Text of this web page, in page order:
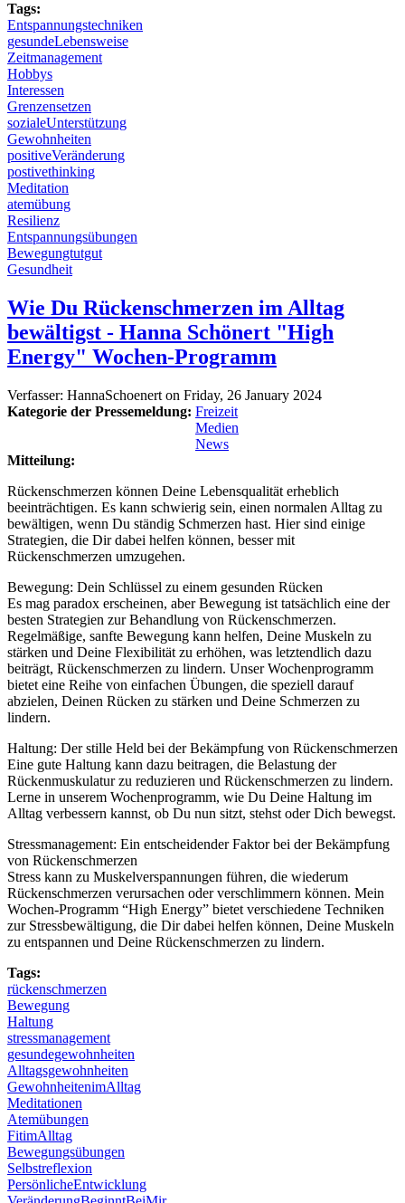
Tags:
Entspannungstechniken
gesundeLebensweise
Zeitmanagement
Hobbys
Interessen
Grenzensetzen
sozialeUnterstützung
Gewohnheiten
positiveVeränderung
postivethinking
Meditation
atemübung
Resilienz
Entspannungsübungen
Bewegungtutgut
Gesundheit
Wie Du Rückenschmerzen im Alltag
bewältigst - Hanna Schönert "High
Energy" Wochen-Programm
Verfasser: HannaSchoenert on Friday, 26 January 2024
Kategorie der Pressemeldung: Freizeit
Medien
News
Mitteilung:
Rückenschmerzen können Deine Lebensqualität erheblich
beeinträchtigen. Es kann schwierig sein, einen normalen Alltag zu
bewältigen, wenn Du ständig Schmerzen hast. Hier sind einige
Strategien, die Dir dabei helfen können, besser mit
Rückenschmerzen umzugehen.
Bewegung: Dein Schlüssel zu einem gesunden Rücken
Es mag paradox erscheinen, aber Bewegung ist tatsächlich eine der
besten Strategien zur Behandlung von Rückenschmerzen.
Regelmäßige, sanfte Bewegung kann helfen, Deine Muskeln zu
stärken und Deine Flexibilität zu erhöhen, was letztendlich dazu
beiträgt, Rückenschmerzen zu lindern. Unser Wochenprogramm
bietet eine Reihe von einfachen Übungen, die speziell darauf
abzielen, Deinen Rücken zu stärken und Deine Schmerzen zu
lindern.
Haltung: Der stille Held bei der Bekämpfung von Rückenschmerzen
Eine gute Haltung kann dazu beitragen, die Belastung der
Rückenmuskulatur zu reduzieren und Rückenschmerzen zu lindern.
Lerne in unserem Wochenprogramm, wie Du Deine Haltung im
Alltag verbessern kannst, ob Du nun sitzt, stehst oder Dich bewegst.
Stressmanagement: Ein entscheidender Faktor bei der Bekämpfung
von Rückenschmerzen
Stress kann zu Muskelverspannungen führen, die wiederum
Rückenschmerzen verursachen oder verschlimmern können. Mein
Wochen-Programm “High Energy” bietet verschiedene Techniken
zur Stressbewältigung, die Dir dabei helfen können, Deine Muskeln
zu entspannen und Deine Rückenschmerzen zu lindern.
Tags:
rückenschmerzen
Bewegung
Haltung
stressmanagement
gesundegewohnheiten
Alltagsgewohnheiten
GewohnheitenimAlltag
Meditationen
Atemübungen
FitimAlltag
Bewegungsübungen
Selbstreflexion
PersönlicheEntwicklung